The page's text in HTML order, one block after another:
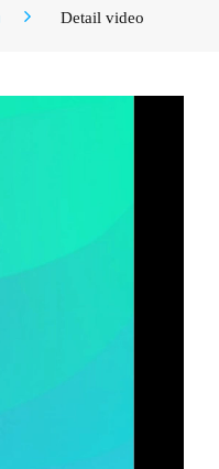
Detail video